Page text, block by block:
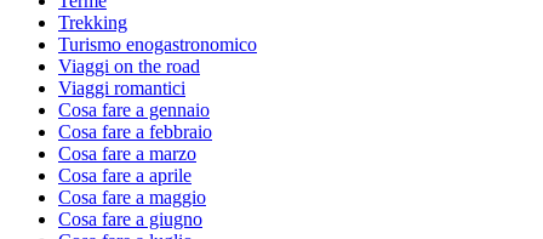
Trekking
Turismo enogastronomico
Viaggi on the road
Viaggi romantici
Cosa fare a gennaio
Cosa fare a febbraio
Cosa fare a marzo
Cosa fare a aprile
Cosa fare a maggio
Cosa fare a giugno